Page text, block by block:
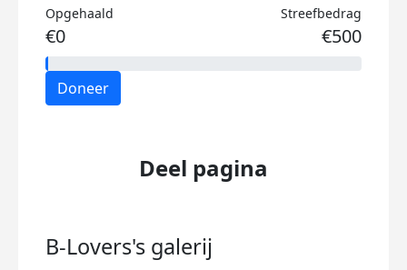
Opgehaald
€0
Streefbedrag
€500
Doneer
Deel pagina
B-Lovers's galerij